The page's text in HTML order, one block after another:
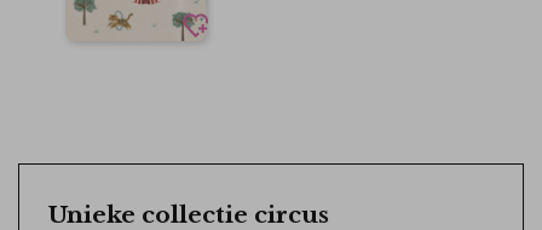
Unieke collectie circus